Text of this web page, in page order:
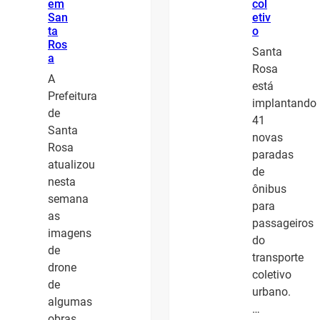
em
San
ta
Ros
a
A
Prefeitura
de
Santa
Rosa
atualizou
nesta
semana
as
imagens
de
drone
de
algumas
col
etiv
o
Santa
Rosa
está
implantando
41
novas
paradas
de
ônibus
para
passageiros
do
transporte
coletivo
urbano.
…